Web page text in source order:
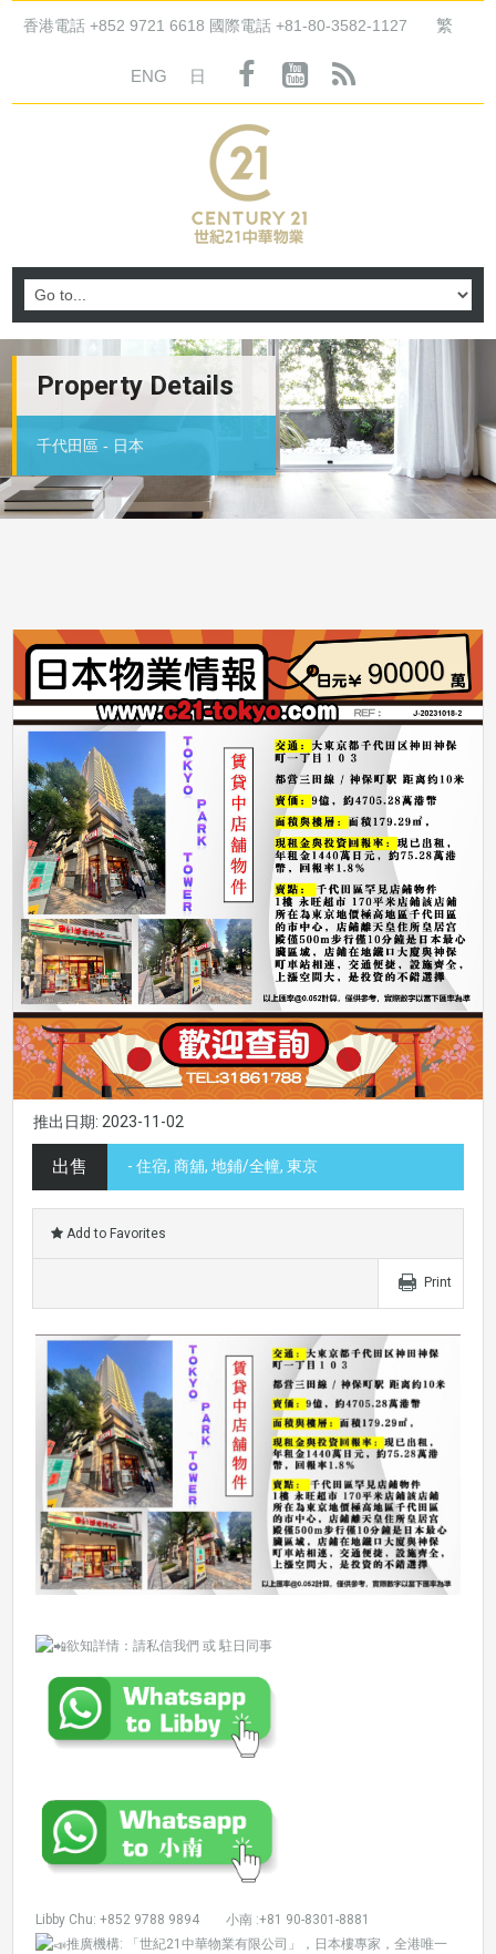
香港電話 +852 9721 6618 國際電話 +81-80-3582-1127 繁
ENG 日
Property Details
千代田區 - 日本
推出日期: 2023-11-02
出售 - 住宿, 商舖, 地鋪/全幢, 東京
Add to Favorites
Print
欲知詳情：請私信我們 或 駐日同事
Libby Chu: +852 9788 9894 小南 :+81 90-8301-8881
推廣機構: 「世紀21中華物業有限公司」，日本樓專家，全港唯一